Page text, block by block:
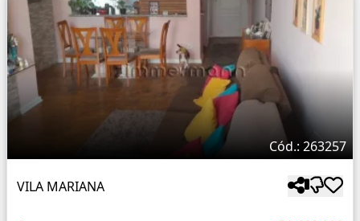
Cód.: 263257
VILA MARIANA